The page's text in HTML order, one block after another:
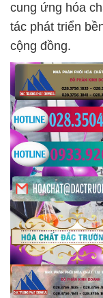
cung ứng hóa
tác phát triển
cộng đồng.